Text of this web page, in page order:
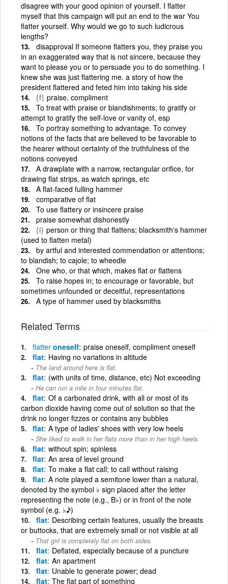
disagree with your good opinion of yourself. I flatter
myself that this campaign will put an end to the war You
flatter yourself. Why would we go to such ludicrous
lengths?
disapproval If someone flatters you, they praise you
in an exaggerated way that is not sincere, because they
want to please you or to persuade you to do something. I
knew she was just flattering me. a story of how the
president flattered and feted him into taking his side
{f} praise, compliment
To treat with praise or blandishments; to gratify or
attempt to gratify the self-love or vanity of, esp
To portray something to advantage. To convey
notions of the facts that are believed to be favorable to
the hearer without certainty of the truthfulness of the
notions conveyed
A drawplate with a narrow, rectangular orifice, for
drawing flat strips, as watch springs, etc
A flat-faced fulling hammer
comparative of flat
To use flattery or insincere praise
praise somewhat dishonestly
{i} person or thing that flattens; blacksmith's hammer
(used to flatten metal)
by artful and interested commendation or attentions;
to blandish; to cajole; to wheedle
One who, or that which, makes flat or flattens
To raise hopes in; to encourage or favorable, but
sometimes unfounded or deceitful, representations
A type of hammer used by blacksmiths
Related Terms
flatter oneself praise oneself, compliment oneself
flat Having no variations in altitude
The land around here is flat.
flat (with units of time, distance, etc) Not exceeding
He can run a mile in four minutes flat.
flat Of a carbonated drink, with all or most of its
carbon dioxide having come out of solution so that the
drink no longer fizzes or contains any bubbles
flat A type of ladies' shoes with very low heels
She liked to walk in her flats more than in her high heels.
flat without spin; spinless
flat An area of level ground
flat To make a flat call; to call without raising
flat A note played a semitone lower than a natural,
denoted by the symbol ♭ sign placed after the letter
representing the note (e.g., B♭) or in front of the note
symbol (e.g. ♭♪)
flat Describing certain features, usually the breasts
or buttocks, that are extremely small or not visible at all
That girl is completely flat on both sides.
flat Deflated, especially because of a puncture
flat An apartment
flat Unable to generate power; dead
flat The flat part of something